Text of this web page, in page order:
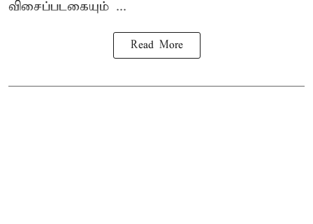
விசைப்படகையும் ...
Read More